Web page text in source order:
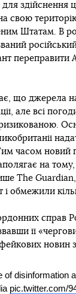
здійснення
свою
Штатам. В
що джерела
але всі
часом новий
на
The Guardian,
і обмежили
справ
її
новин
of disinformation
pic.twitter.com/